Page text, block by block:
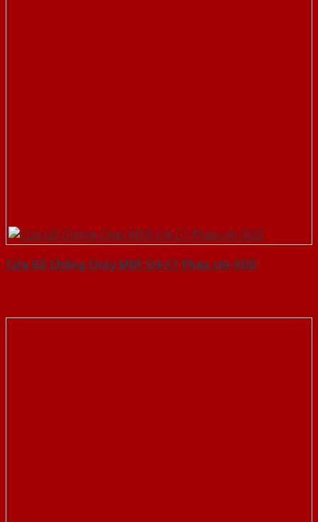
Cửa Gỗ Chống Cháy MDF O4-C1 Phào chi-SGD